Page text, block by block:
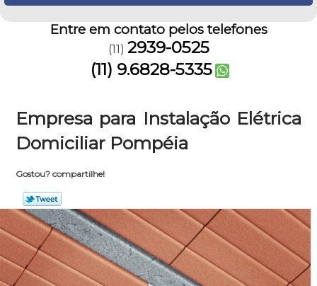
Entre em contato pelos telefones
(11) 2939-0525
(11) 9.6828-5335
Empresa para Instalação Elétrica
Domiciliar Pompéia
Gostou? compartilhe!